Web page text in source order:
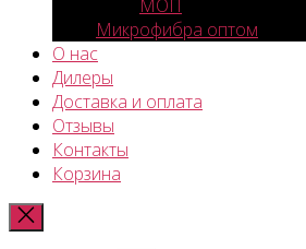
МОП
Микрофибра оптом
О нас
Дилеры
Доставка и оплата
Отзывы
Контакты
Корзина